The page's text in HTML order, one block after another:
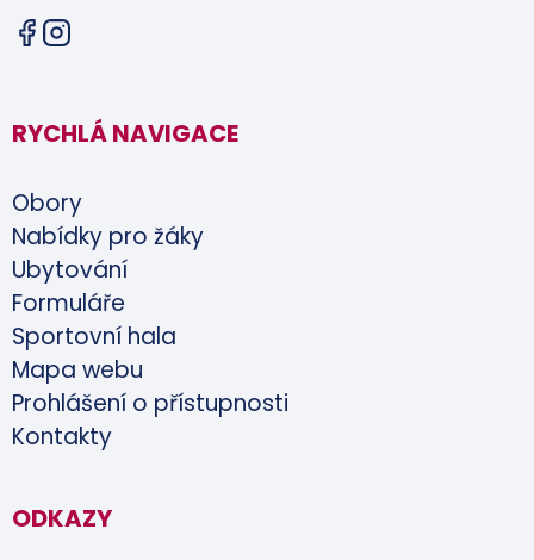
RYCHLÁ NAVIGACE
Obory
Nabídky pro žáky
Ubytování
Formuláře
Sportovní hala
Mapa webu
Prohlášení o přístupnosti
Kontakty
ODKAZY